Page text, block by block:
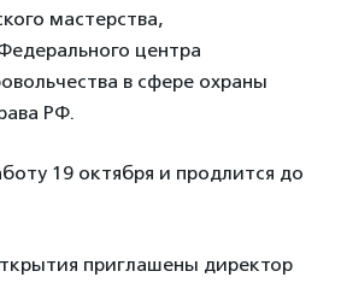
мастерства,
центра
в сфере охраны
РФ.
19 октября и продлится до
приглашены директор